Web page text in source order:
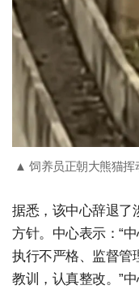
▲ 饲养员正朝大熊猫挥
据悉，该中心辞退了
方针。中心表示：“
执行不严格、监督管
教训，认真整改。”